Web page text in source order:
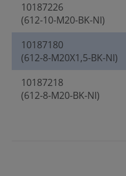
10187226
(612-10-M20-BK-NI)
10187180
(612-8-M20X1,5-BK-NI)
10187218
(612-8-M20-BK-NI)